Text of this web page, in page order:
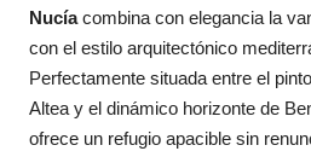
Nucíacombina con elegancia la
con el estilo arquitectónico
Perfectamente situada entre el
Altea y el dinámico horizonte de
ofrece un refugio apacible sin